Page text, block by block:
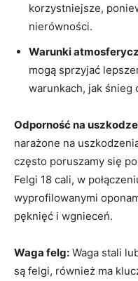
korzystniejsze,
nierówności.
Warunki
mogą sprzyjać
warunkach, jak śnieg
Odporność na
⁣narażone ⁢na
często poruszamy⁢ się
Felgi 18 cali, w
wyprofilowanymi
pęknięć i wgnieceń.
Waga felg: Waga stali
są felgi, również ma